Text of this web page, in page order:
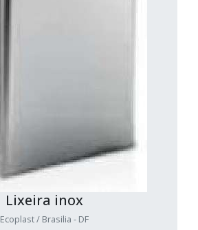
Lixeira inox
Ecoplast / Brasilia - DF